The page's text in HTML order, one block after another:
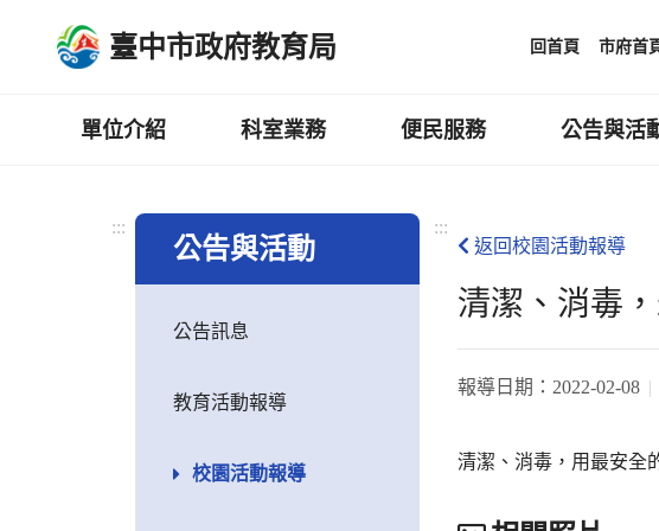
臺中市政府教育局 回首頁 市府首
單位介紹 科室業務 便民服務 公告與活
:::
公告與活動
公告訊息
教育活動報導
校園活動報導
:::
返回校園活動報導
清潔、消毒
報導日期： 2022-02-08
清潔、消毒，用最安全